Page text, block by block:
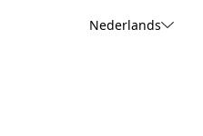
Nederlands